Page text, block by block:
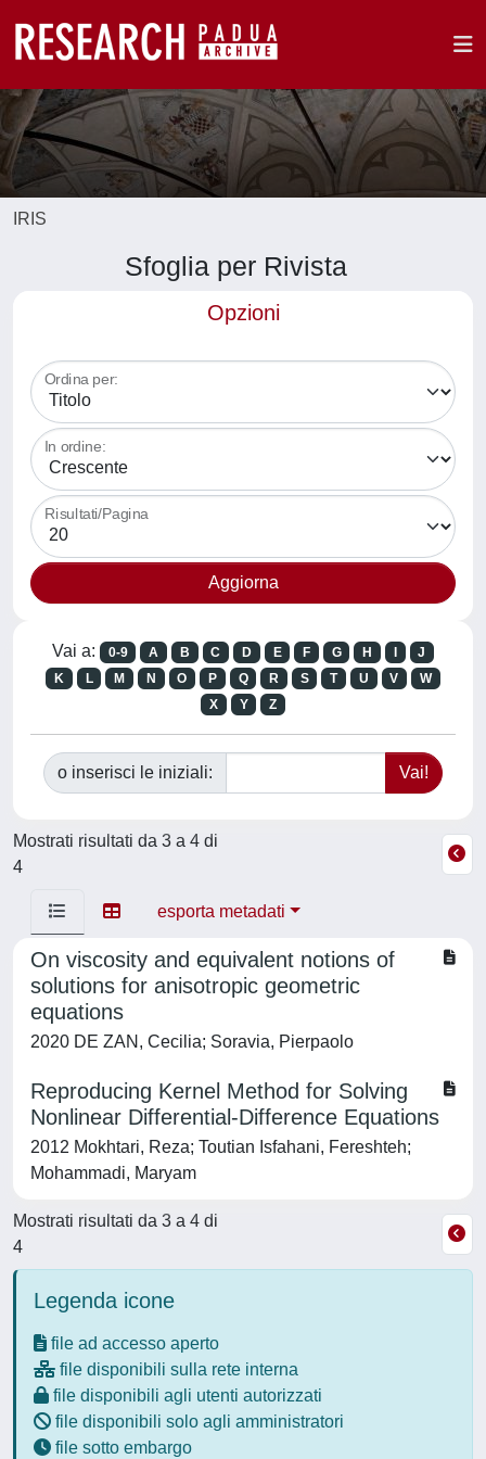
IRIS
Sfoglia per Rivista
Opzioni
Ordina per:
In ordine:
Risultati/Pagina
Vai a: 0-9 A B C D E F G H
J
K
L M N O P Q R S T U V
W
X
Y Z
o inserisci le iniziali:
Mostrati risultati da 3 a 4 di
4
esporta metadati
On viscosity and equivalent notions of
solutions for anisotropic geometric
equations
2020 DE ZAN, Cecilia; Soravia, Pierpaolo
Reproducing Kernel Method for Solving
Nonlinear Differential-Difference Equations
2012 Mokhtari, Reza; Toutian Isfahani, Fereshteh;
Mohammadi, Maryam
Mostrati risultati da 3 a 4 di
4
Legenda icone
file ad accesso aperto
file disponibili sulla rete interna
file disponibili agli utenti autorizzati
file disponibili solo agli amministratori
file sotto embargo